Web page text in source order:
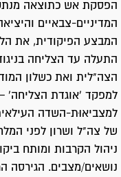
הפסקת אש כתוצאה
המדיניים-צבאיים
המבצע הפיקודית, את
התעלה עד הצליחה
הצה"לית ואת כשלון
למפקד 'אוגדת הצליחה'
למצביאוּת-השדה
של צה"ל ושרון לפני
ניהול הקרבות ומותח
נושאים/מצבים. הגירסה